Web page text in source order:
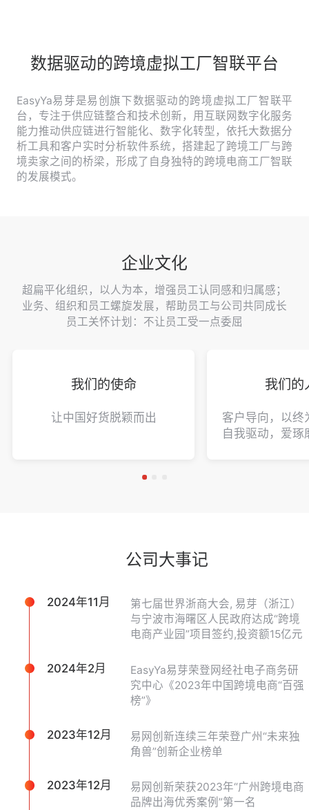
数据驱动的跨境虚拟工厂智联平台
EasyYa易芽是易创旗下数据驱动的跨境虚拟工厂智联平
台，专注于供应链整合和技术创新，用互联网数字化服务
能力推动供应链进行智能化、数字化转型，依托大数据分
析工具和客户实时分析软件系统，搭建起了跨境工厂与跨
境卖家之间的桥梁，形成了自身独特的跨境电商工厂智联
的发展模式。
企业文化
超扁平化组织，以人为本，增强员工认同感和归属感；
业务、组织和员工螺旋发展，帮助员工与公司共同成长
员工关怀计划：不让员工受一点委屈
我们的使命
让中国好货脱颖而出
我们的
客户导向，以终
自我驱动，爱琢
公司大事记
2024年11月
第七届世界浙商大会, 易芽（浙江）
与宁波市海曙区人民政府达成“跨境
电商产业园”项目签约,投资额15亿元
2024年2月
EasyYa易芽荣登网经社电子商务研
究中心《2023年中国跨境电商“百强
榜”》
2023年12月
易网创新连续三年荣登广州“未来独
角兽”创新企业榜单
2023年12月
易网创新荣获2023年“广州跨境电商
品牌出海优秀案例”第一名